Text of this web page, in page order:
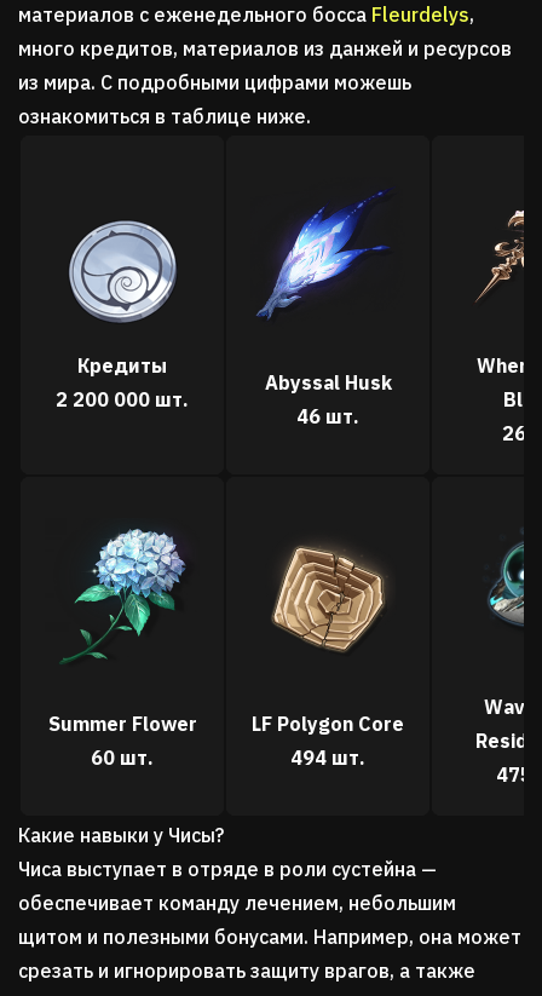
материалов с еженедельного босса Fleurdelys,
много кредитов, материалов из данжей и ресурсов
из мира. С подробными цифрами можешь
ознакомиться в таблице ниже.
Кредиты
2 200 000 шт.
Abyssal Husk
46 шт.
When
26
Summer Flower
60 шт.
LF Polygon Core
494 шт.
475
Какие навыки у Чисы?
Чиса выступает в отряде в роли сустейна —
обеспечивает команду лечением, небольшим
щитом и полезными бонусами. Например, она может
срезать и игнорировать защиту врагов, а также